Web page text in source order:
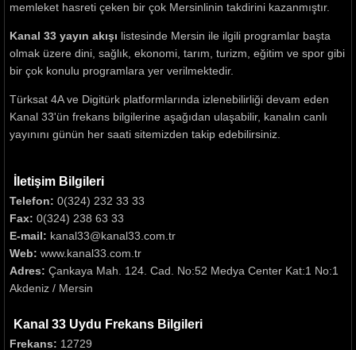
memleket hasreti çeken bir çok Mersinlinin takdirini kazanmıştır.
Kanal 33 yayın akışı listesinde Mersin ile ilgili programlar başta
olmak üzere dini, sağlık, ekonomi, tarım, turizm, eğitim ve spor gibi
bir çok konulu programlara yer verilmektedir.
Türksat 4A ve Digitürk platformlarında izlenebilirliği devam eden
Kanal 33'ün frekans bilgilerine aşağıdan ulaşabilir, kanalın canlı
yayınını günün her saati sitemizden takip edebilirsiniz.
İletişim Bilgileri
Telefon: 0(324) 232 33 33
Fax: 0(324) 238 63 33
E-mail: kanal33@kanal33.com.tr
Web: www.kanal33.com.tr
Adres: Çankaya Mah. 124. Cad. No:52 Medya Center Kat:1 No:1
Akdeniz / Mersin
Kanal 33 Uydu Frekans Bilgileri
Frekans: 12729